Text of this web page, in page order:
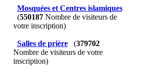
Mosquées et Centres islamiques
(550187Nombre de visiteurs de
votre inscription)
Salles de prière (379702
Nombre de visiteurs de votre
inscription)